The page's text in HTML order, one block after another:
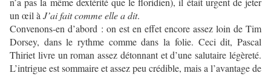
un œil à J’ai fait comme elle a dit.
Convenons-en d’abord : on est en effet encore assez loin de Tim
Dorsey, dans le rythme comme dans la folie. Ceci dit, Pascal
Thiriet livre un roman assez détonnant et d’une salutaire légèreté.
L’intrigue est sommaire et assez peu crédible, mais a l’avantage de